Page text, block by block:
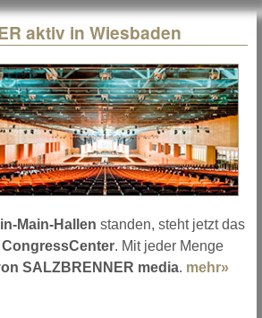
aktiv in Wiesbaden
Main-Hallen standen, steht jetzt das
CongressCenter. Mit jeder Menge
SALZBRENNER media. mehr»